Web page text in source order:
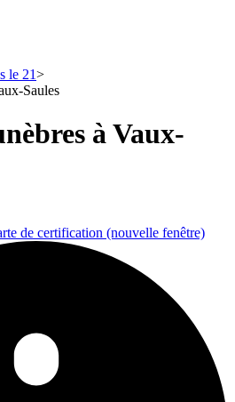
le 21
Saules
à Vaux-
de certification (nouvelle fenêtre)